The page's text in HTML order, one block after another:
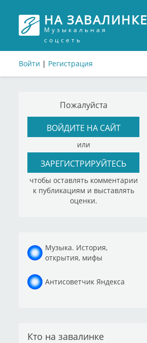
НА ЗАВАЛИНКЕ
Музыкальная
соцсеть
Войти | Регистрация
Пожалуйста
ВОЙДИТЕ НА САЙТ
или
ЗАРЕГИСТРИРУЙТЕСЬ
чтобы оставлять комментарии
к публикациям и выставлять
оценки.
Музыка. История,
открытия, мифы
Антисоветчик Яндекса
Кто на завалинке